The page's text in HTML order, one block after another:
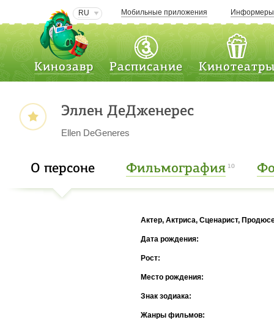
RU Мобильные приложения Информеры
Кинозавр Расписание
Эллен ДеДженерес
Ellen DeGeneres
О персоне Фильмография 10
Актер, Актриса, Сценарист,
Дата рождения:
Рост:
Место рождения:
Знак зодиака:
Жанры фильмов: